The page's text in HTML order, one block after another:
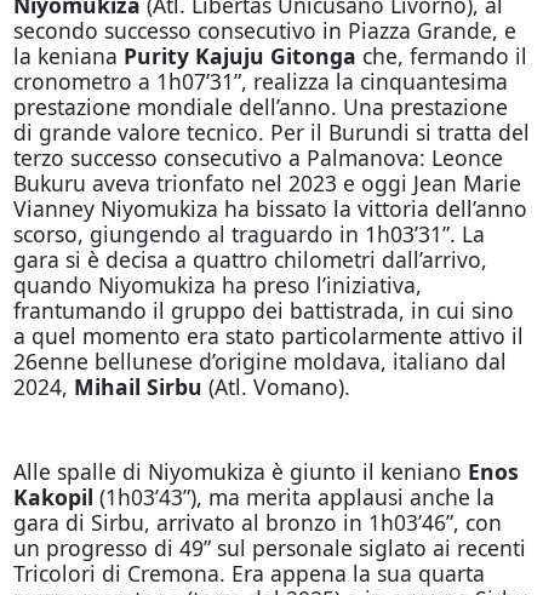
secondo successo consecutivo in Piazza Grande, e
la keniana Purity Kajuju Gitonga che, fermando il
cronometro a 1h07’31”, realizza la cinquantesima
prestazione mondiale dell’anno. Una prestazione
di grande valore tecnico. Per il Burundi si tratta del
terzo successo consecutivo a Palmanova: Leonce
Bukuru aveva trionfato nel 2023 e oggi Jean Marie
Vianney Niyomukiza ha bissato la vittoria dell’anno
scorso, giungendo al traguardo in 1h03’31”. La
gara si è decisa a quattro chilometri dall’arrivo,
quando Niyomukiza ha preso l’iniziativa,
frantumando il gruppo dei battistrada, in cui sino
a quel momento era stato particolarmente attivo il
26enne bellunese d’origine moldava, italiano dal
2024, Mihail Sirbu (Atl. Vomano).
Alle spalle di Niyomukiza è giunto il keniano Enos
Kakopil (1h03’43”), ma merita applausi anche la
gara di Sirbu, arrivato al bronzo in 1h03’46”, con
un progresso di 49” sul personale siglato ai recenti
Tricolori di Cremona. Era appena la sua quarta